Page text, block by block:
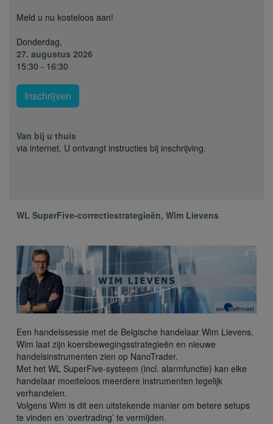
Meld u nu kosteloos aan!
Donderdag,
27. augustus 2026
15:30 - 16:30
Inschrijven
Van bij u thuis
via internet. U ontvangt instructies bij inschrijving.
WL SuperFive-correctiestrategieën, Wim Lievens
Een handelssessie met de Belgische handelaar Wim Lievens.
Wim laat zijn koersbewegingsstrategieën en nieuwe
handelsinstrumenten zien op NanoTrader.
Met het WL SuperFive-systeem (incl. alarmfunctie) kan elke
handelaar moeiteloos meerdere instrumenten tegelijk
verhandelen.
Volgens Wim is dit een uitstekende manier om betere setups
te vinden en ‘overtrading’ te vermijden.